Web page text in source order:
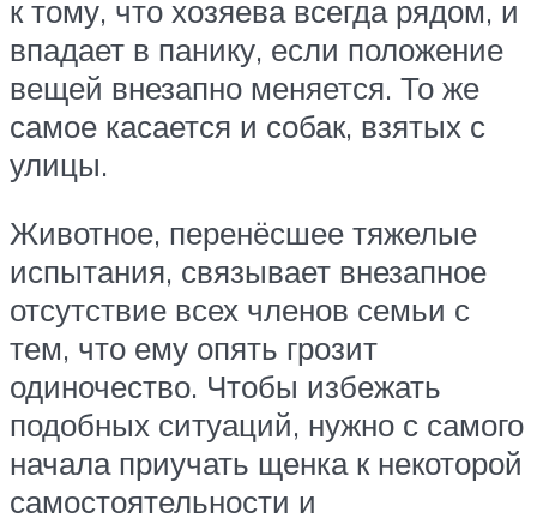
к тому, что хозяева всегда рядом, и
впадает в панику, если положение
вещей внезапно меняется. То же
самое касается и собак, взятых с
улицы.
Животное, перенёсшее тяжелые
испытания, связывает внезапное
отсутствие всех членов семьи с
тем, что ему опять грозит
одиночество. Чтобы избежать
подобных ситуаций, нужно с самого
начала приучать щенка к некоторой
самостоятельности и